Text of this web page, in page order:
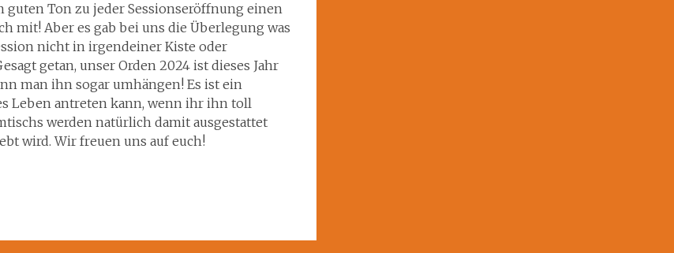
guten Ton zu jeder Sessionseröffnung einen
mit! Aber es gab bei uns die Überlegung was
nicht in irgendeiner Kiste oder
getan, unser Orden 2024 ist dieses Jahr
man ihn sogar umhängen! Es ist ein
Leben antreten kann, wenn ihr ihn toll
werden natürlich damit ausgestattet
wird. Wir freuen uns auf euch!